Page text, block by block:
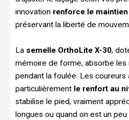
innovation renforce le maintien
préservant la liberté de
La semelle OrthoLite X-30,
mémoire de forme, absorbe les
pendant la foulée. Les coureurs
particulièrement le renfort au
stabilise le pied, vraiment
longues ou quand on est un